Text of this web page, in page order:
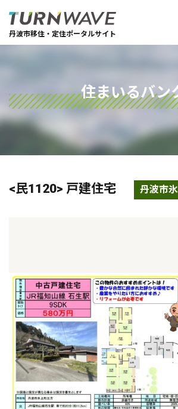
丹波市移住・定住ポータルサイト
住まいるバン
<民1120> 戸建住宅 丹波市